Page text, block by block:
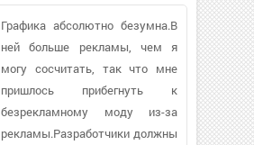
Графика абсолютно безумна.В
ней больше рекламы, чем я
могу сосчитать, так что мне
пришлось прибегнуть к
безрекламному моду из-за
рекламы.Разработчики должны